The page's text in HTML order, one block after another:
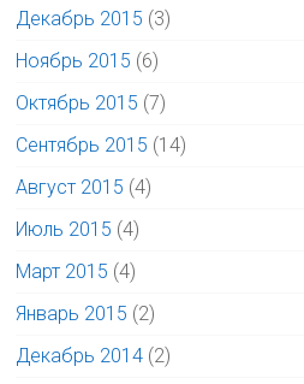
Декабрь 2015 (3)
Ноябрь 2015 (6)
Октябрь 2015 (7)
Сентябрь 2015 (14)
Август 2015 (4)
Июль 2015 (4)
Март 2015 (4)
Январь 2015 (2)
Декабрь 2014 (2)